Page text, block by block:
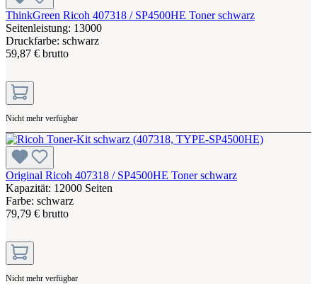
ThinkGreen Ricoh 407318 / SP4500HE Toner schwarz
Seitenleistung: 13000
Druckfarbe: schwarz
59,87 € brutto
Nicht mehr verfügbar
Original Ricoh 407318 / SP4500HE Toner schwarz
Kapazität: 12000 Seiten
Farbe: schwarz
79,79 € brutto
Nicht mehr verfügbar